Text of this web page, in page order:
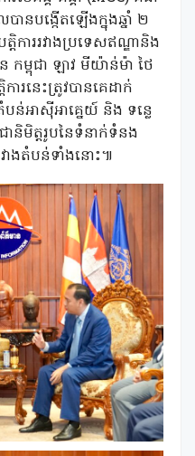
បានបង្កើតឡើងក្នុងឆ្នាំ ២
ការរវាងប្រទេសឥណ្ឌានិង
ម្ពុជា ឡាវ មីយ៉ាន់ម៉ា ថៃ
រនេះត្រូវបានគេដាក់
បន់អាស៊ីអាគ្នេយ៍ និង ទន្លេ
និមិត្តរូបនៃទំនាក់ទំនង
វាងតំបន់ទាំងនោះ៕